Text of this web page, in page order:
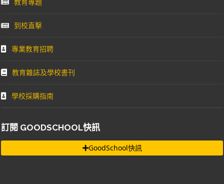
教育專題
到校直擊
專業教育招聘
教育雜誌及學校書刊
學校採購指南
訂閱 GOODSCHOOL快訊
GoodSchool快訊